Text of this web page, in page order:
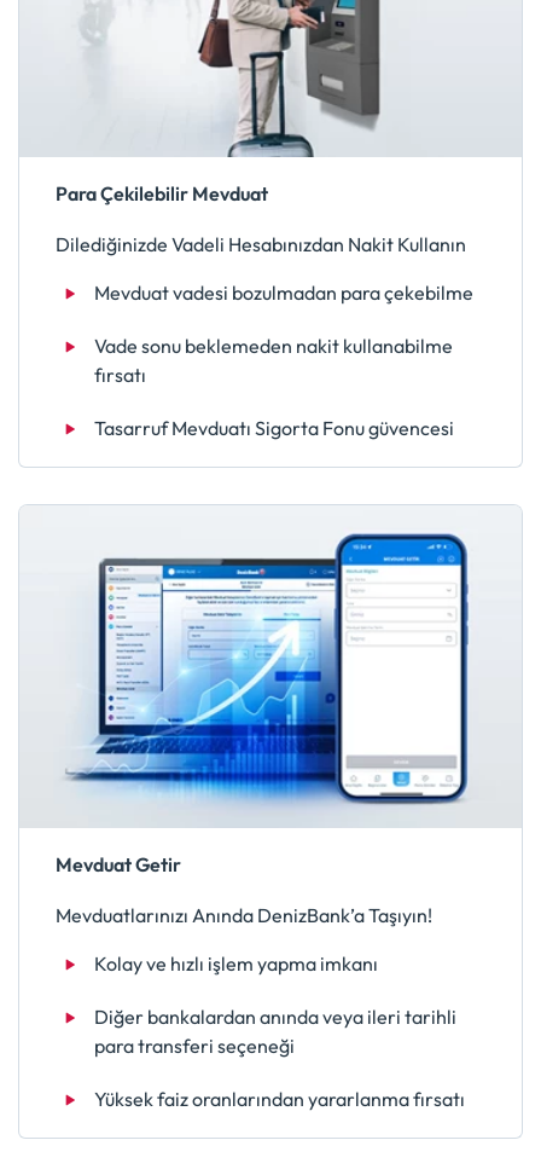
Para Çekilebilir Mevduat
Dilediğinizde Vadeli Hesabınızdan Nakit Kullanın
Mevduat vadesi bozulmadan para çekebilme
Vade sonu beklemeden nakit kullanabilme
fırsatı
Tasarruf Mevduatı Sigorta Fonu güvencesi
Mevduat Getir
Mevduatlarınızı Anında DenizBank’a Taşıyın!
Kolay ve hızlı işlem yapma imkanı
Diğer bankalardan anında veya ileri tarihli
para transferi seçeneği
Yüksek faiz oranlarından yararlanma fırsatı